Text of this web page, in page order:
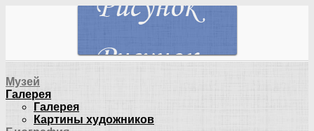
Музей
Галерея
Галерея
Картины художников